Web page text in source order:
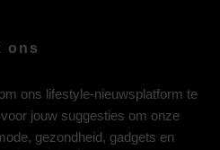
ons
ons lifestyle-nieuwsplatform te
jouw suggesties om onze
gezondheid, gadgets en